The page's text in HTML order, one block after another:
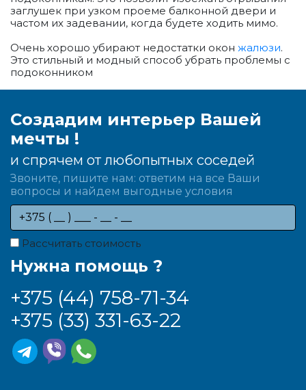
заглушек при узком проеме балконной двери и
частом их задевании, когда будете ходить мимо.
Очень хорошо убирают недостатки окон жалюзи.
Это стильный и модный способ убрать проблемы с
подоконником
Создадим интерьер Вашей
мечты !
и спрячем от любопытных соседей
Звоните, пишите нам: ответим на все Ваши
вопросы и найдем выгодные условия
Рассчитать стоимость
Нужна помощь ?
+375 (44) 758-71-34
+375 (33) 331-63-22